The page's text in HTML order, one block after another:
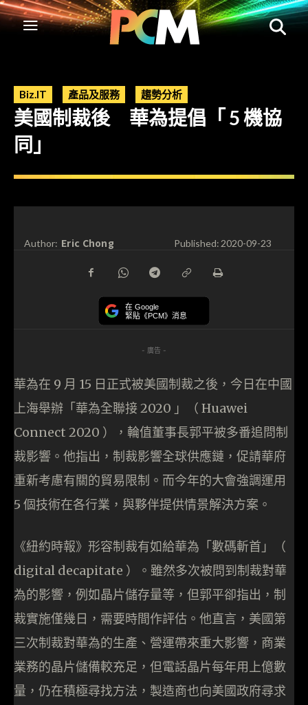
Biz.IT 產品及服務 趨勢分析
美國制裁後 華為提倡「 5 機協
同」
Author: Eric Chong Published:2020-09-23
在 Google
緊貼《PCM》消息
- 廣告 -
華為在 9 月 15 日正式被美國制裁之後，今日在中國
上海舉辦「華為全聯接 2020 」（ Huawei
Connect 2020 ），輪值董事長郭平被多番追問制
裁影響。他指出，制裁影響全球供應鏈，促請華府
重新考慮有關的貿易限制。而今年的大會強調運用
5 個技術在各行業，與夥伴提供情景解決方案。
《紐約時報》形容制裁有如給華為「數碼斬首」（
digital decapitate ）。雖然多次被問到制裁對華
為的影響，例如晶片儲存量等，但郭平卻指出，制
裁實施僅幾日，需要時間作評估。他直言，美國第
三次制裁對華為的生產、營運帶來重大影響，商業
業務的晶片儲備較充足，但電話晶片每年用上億數
量，仍在積極尋找方法，製造商也向美國政府尋求